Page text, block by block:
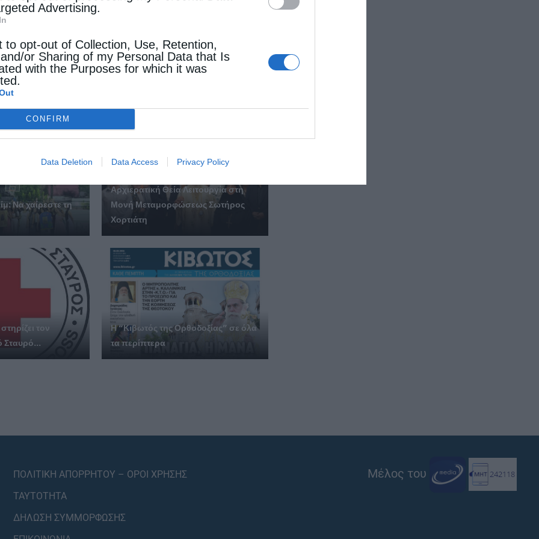
Advertising.
to opt-out of Collection, Use, Retention,
or Sharing of my Personal Data that Is
with the Purposes for which it was
CONFIRM
Data Deletion Data Access Privacy Policy
Αναβαθμίζεται η Εκκλησιαστική εκπαίδευση
Να χαίρεστε τη
Αρχιερατική Θεία Λειτουργία στη
Μονή Μεταμορφώσεως Σωτήρος
Χορτιάτη
τον
Σταυρό...
Η “Κιβωτός της Ορθοδοξίας” σε όλα
τα περίπτερα
ΠΟΛΙΤΙΚΗ ΑΠΟΡΡΗΤΟΥ – ΟΡΟΙ ΧΡΗΣΗΣ
ΤΑΥΤΟΤΗΤΑ
ΔΗΛΩΣΗ ΣΥΜΜΟΡΦΩΣΗΣ
Μέλος του